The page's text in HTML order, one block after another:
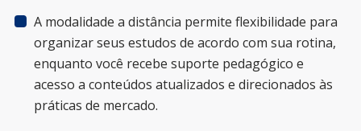
A modalidade a distância permite flexibilidade para
organizar seus estudos de acordo com sua rotina,
enquanto você recebe suporte pedagógico e
acesso a conteúdos atualizados e direcionados às
práticas de mercado.